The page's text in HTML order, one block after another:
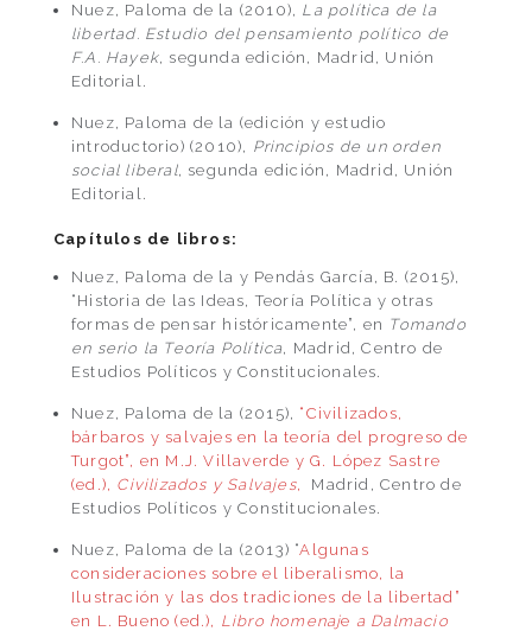
Nuez, Paloma de la (2010), La política de la
libertad. Estudio del pensamiento político de
F.A. Hayek, segunda edición, Madrid, Unión
Editorial.
Nuez, Paloma de la (edición y estudio
introductorio) (2010), Principios de un orden
social liberal, segunda edición, Madrid, Unión
Editorial.
Capítulos de libros:
Nuez, Paloma de la y Pendás García, B. (2015),
“Historia de las Ideas, Teoría Política y otras
formas de pensar históricamente”, en Tomando
en serio la Teoría Política, Madrid, Centro de
Estudios Políticos y Constitucionales.
Nuez, Paloma de la (2015), “Civilizados,
bárbaros y salvajes en la teoría del progreso de
Turgot”, en M.J. Villaverde y G. López Sastre
(ed.), Civilizados y Salvajes,
Madrid, Centro de
Estudios Políticos y Constitucionales.
Nuez, Paloma de la (2013) “Algunas
consideraciones sobre el liberalismo, la
Ilustración y las dos tradiciones de la libertad”
en L. Bueno (ed.), Libro homenaje a Dalmacio